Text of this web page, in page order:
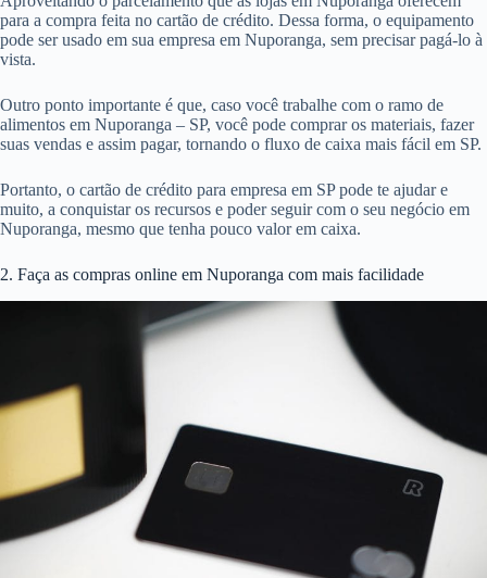
para a compra feita no cartão de crédito. Dessa forma, o equipamento
pode ser usado em sua empresa em Nuporanga, sem precisar pagá-lo à
vista.
Outro ponto importante é que, caso você trabalhe com o ramo de
alimentos em Nuporanga – SP, você pode comprar os materiais, fazer
suas vendas e assim pagar, tornando o fluxo de caixa mais fácil em SP.
Portanto, o cartão de crédito para empresa em SP pode te ajudar e
muito, a conquistar os recursos e poder seguir com o seu negócio em
Nuporanga, mesmo que tenha pouco valor em caixa.
2. Faça as compras online em Nuporanga com mais facilidade